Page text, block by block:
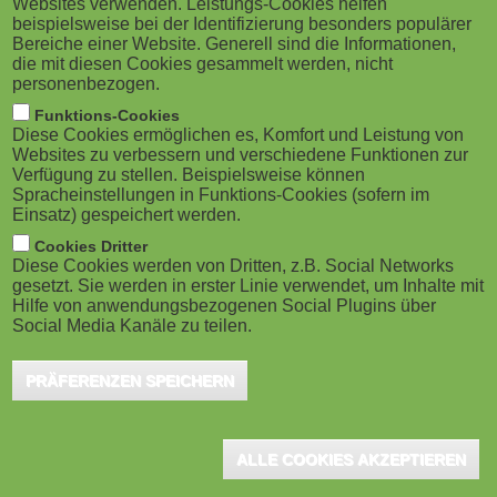
M
o
b
i
l
e
)
g
a
o
n
Brighton (UK), September 2025 - The Learning Hack
podcast launches its new season on 1 September
2025, releasing fortnightly until Christmas. Ranked in
the global top 5% with listeners in 142 countries,
upcoming guests include Jan Liphardt, Lori Niles-
Hoffman, Brian Murphy, Jay Moore, Doug Scott, and
Christian Ray Flores. Sponsored by Synthesia, iVentiv,
and Venture Marketing.
Past guests on the podcast are a Who's Who of those making
founder of OpenMind, talking about AI for robotics
Websites verwenden. Leistungs-Cookies helfen
beispielsweise bei der Identifizierung besonders populärer
Bereiche einer Website. Generell sind die Informationen,
die mit diesen Cookies gesammelt werden, nicht
personenbezogen.
Funktions-Cookies
Diese Cookies ermöglichen es, Komfort und Leistung von
Websites zu verbessern und verschiedene Funktionen zur
Verfügung zu stellen. Beispielsweise können
Spracheinstellungen in Funktions-Cookies (sofern im
Einsatz) gespeichert werden.
Cookies Dritter
Diese Cookies werden von Dritten, z.B. Social Networks
gesetzt. Sie werden in erster Linie verwendet, um Inhalte mit
Hilfe von anwendungsbezogenen Social Plugins über
Social Media Kanäle zu teilen.
PRÄFERENZEN SPEICHERN
ALLE COOKIES AKZEPTIEREN